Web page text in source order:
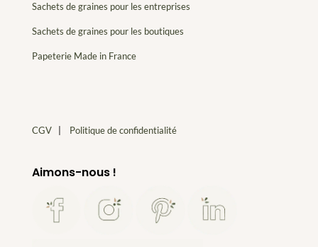
Sachets de graines pour les entreprises
Sachets de graines pour les boutiques
Papeterie Made in France
CGV| Politique de confidentialité
Aimons-nous !